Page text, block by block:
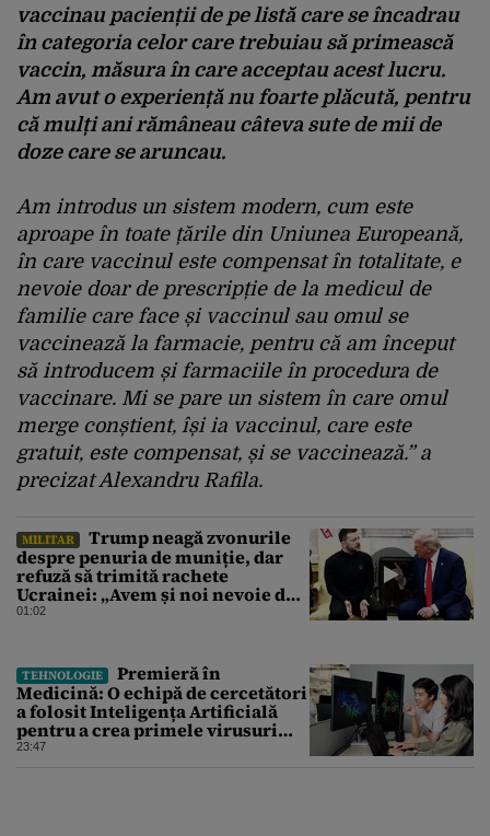
vaccinau pacienții de pe listă care se încadrau
în categoria celor care trebuiau să primească
vaccin, măsura în care acceptau acest lucru.
Am avut o experiență nu foarte plăcută, pentru
că mulți ani rămâneau câteva sute de mii de
doze care se aruncau.
Am introdus un sistem modern, cum este
aproape în toate țările din Uniunea Europeană,
în care vaccinul este compensat în totalitate, e
nevoie doar de prescripție de la medicul de
familie care face și vaccinul sau omul se
vaccinează la farmacie, pentru că am început
să introducem și farmaciile în procedura de
vaccinare. Mi se pare un sistem în care omul
merge conștient, își ia vaccinul, care este
gratuit, este compensat, și se vaccinează.” a
precizat Alexandru Rafila.
MILITAR
Trump neagă zvonurile
despre penuria de muniție, dar
refuză să trimită rachete
Ucrainei: „Avem și noi nevoie de
rachete”
01:02
TEHNOLOGIE
Premieră în
Medicină: O echipă de cercetători
a folosit Inteligența Artificială
pentru a crea primele virusuri
sintetice la tratarea de E.coli
23:47